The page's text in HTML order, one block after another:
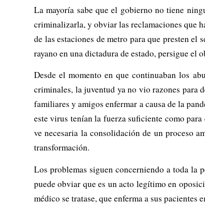
La mayoría sabe que el gobierno no tiene
criminalizarla, y obviar las reclamaciones que
de las estaciones de metro para que presten
rayano en una dictadura de estado, persigue el
Desde el momento en que continuaban los
criminales, la juventud ya no vio razones para
familiares y amigos enfermar a causa de la
este virus tenían la fuerza suficiente como
ve necesaria la consolidación de un proceso
transformación.
Los problemas siguen concerniendo a toda la
puede obviar que es un acto legítimo en
médico se tratase, que enferma a sus pacientes